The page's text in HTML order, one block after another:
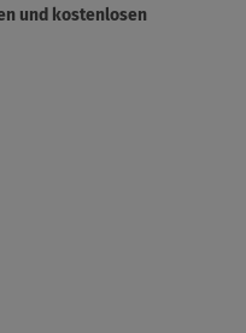
und kostenlosen